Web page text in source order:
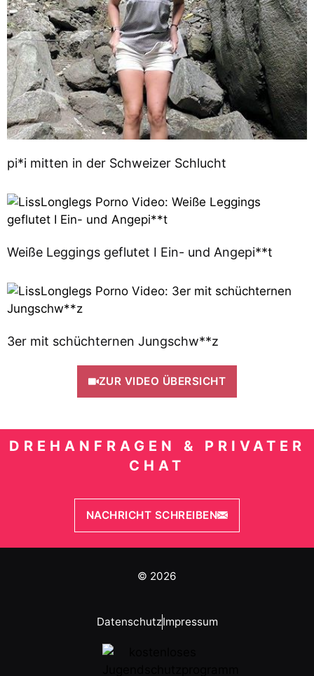
pi*i mitten in der Schweizer Schlucht
Weiße Leggings geflutet I Ein- und Angepi**t
3er mit schüchternen Jungschw**z
ZUR VIDEO ÜBERSICHT
DREHANFRAGEN & PRIVATER
CHAT
NACHRICHT SCHREIBEN
© 2026
DatenschutzImpressum